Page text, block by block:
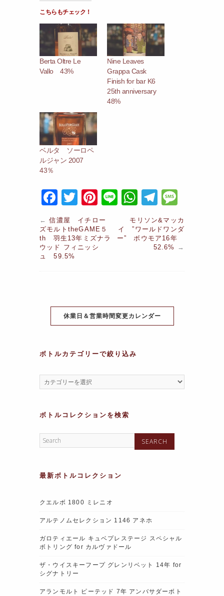
こちらもチェック！
Berta Oltre Le
Vallo 43%
Nine Leaves
Grappa Cask
Finish for bar K6
25th anniversary
48%
ベルタ ソーロペ
ルジャン 2007
43％
F
a
c
e
b
k
T
w
itt
er
Pi
er
e
Li
e
W
h
at
s
T
el
e
gr
e
s
s
←信濃屋 イチロー
ズモルトtheGAME５
th 羽生13年ミズナラ
ウッド フィニッシ
ュ 59.5%
モリソン&マッカ
イ ”ワールドワンダ
ー” ボウモア16年
52.6%
→
休業日＆営業時間変更カレンダー
ボトルカテゴリーで絞り込み
ボトルコレクションを検索
最新ボトルコレクション
クエルボ 1800 ミレニオ
アルテノムセレクション 1146 アネホ
ガロティエール キュベプレステージ スペシャル
ボトリング for カルヴァドール
ザ・ウイスキーフープ グレンリベット 14年 for
シグナトリー
アランモルト ピーテッド 7年 アンバサダーボト